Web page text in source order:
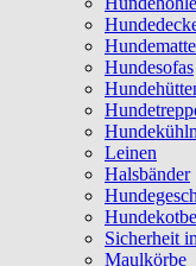
Hundesofas
Leinen
Halsbänder
Sicherheit
Maulkörbe